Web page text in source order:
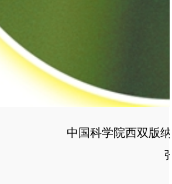
中国科学院西双版纳
张